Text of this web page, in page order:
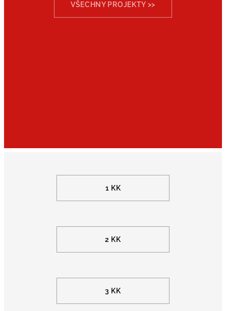
VŠECHNY PROJEKTY >>
1 KK
2 KK
3 KK